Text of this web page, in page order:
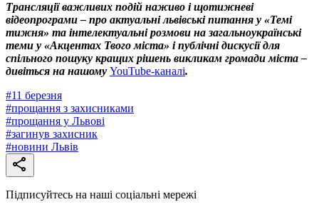
Трансляції важливих подій наживо і щотижневі
відеопрограми – про актуальні львівські питання у «Темі
тижня» та інтелектуальні розмови на загальноукраїнські
теми у «Акцентах Твого міста» і публічні дискусії для
спільного пошуку кращих рішень викликам громади міста –
дивіться на нашому YouTube-каналі.
#11 березня
#прощання з захисниками
#прощання у Львові
#загинув захисник
#новини Львів
Підписуйтесь на наші соціальні мережі